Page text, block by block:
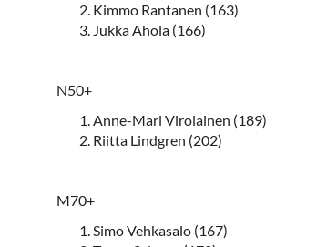
Kimmo Rantanen (163)
Jukka Ahola (166)
N50+
Anne-Mari Virolainen (189)
Riitta Lindgren (202)
M70+
Simo Vehkasalo (167)